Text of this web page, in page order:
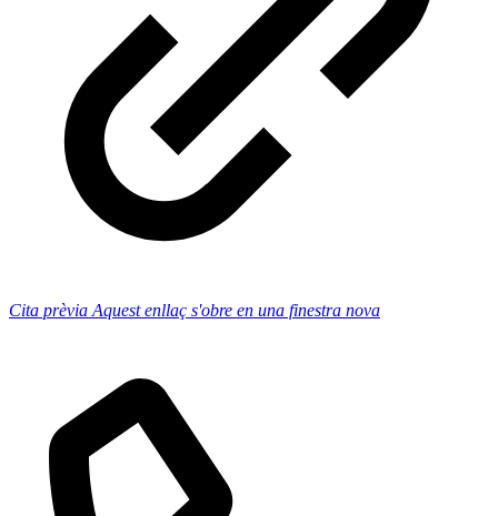
Cita prèvia Aquest enllaç s'obre en una finestra nova